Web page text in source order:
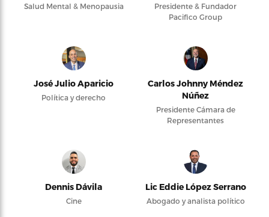
Salud Mental & Menopausia
Presidente & Fundador
Pacifico Group
José Julio Aparicio
Política y derecho
Carlos Johnny Méndez
Núñez
Presidente Cámara de
Representantes
Dennis Dávila
Cine
Lic Eddie López Serrano
Abogado y analista político